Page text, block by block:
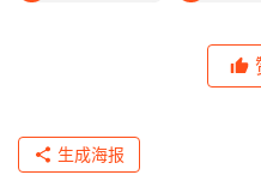
生成海报